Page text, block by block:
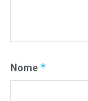
Nome *